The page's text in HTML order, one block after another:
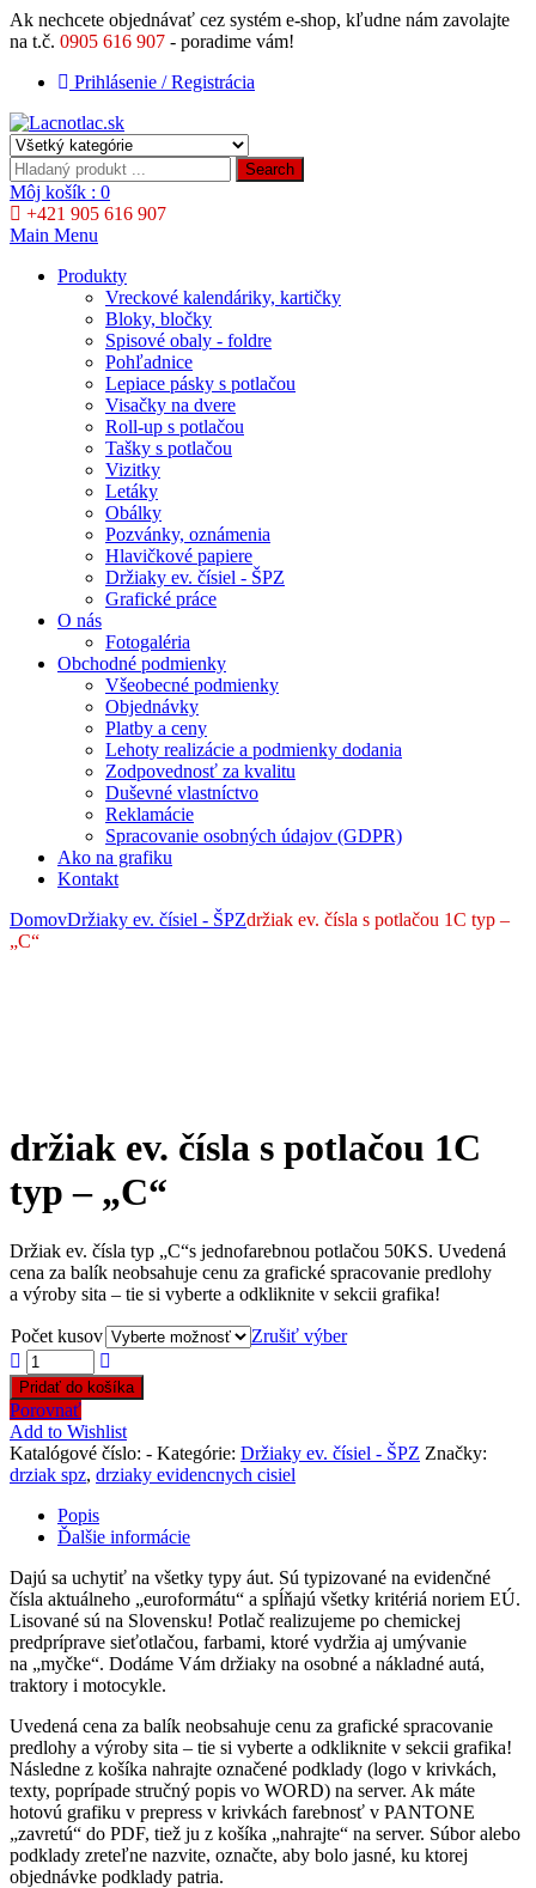
Ak nechcete objednávať cez systém e-shop, kľudne nám zavolajte
na t.č. 0905 616 907 - poradime vám!
Prihlásenie / Registrácia
Search
Môj košík : 0
+421 905 616 907
Main Menu
Produkty
Vreckové kalendáriky, kartičky
Bloky, bločky
Spisové obaly - foldre
Pohľadnice
Lepiace pásky s potlačou
Visačky na dvere
Roll-up s potlačou
Tašky s potlačou
Vizitky
Letáky
Obálky
Pozvánky, oznámenia
Hlavičkové papiere
Držiaky ev. čísiel - ŠPZ
Grafické práce
O nás
Fotogaléria
Obchodné podmienky
Všeobecné podmienky
Objednávky
Platby a ceny
Lehoty realizácie a podmienky dodania
Zodpovednosť za kvalitu
Duševné vlastníctvo
Reklamácie
Spracovanie osobných údajov (GDPR)
Ako na grafiku
Kontakt
DomovDržiaky ev. čísiel - ŠPZdržiak ev. čísla s potlačou 1C typ –
„C“
držiak ev. čísla s potlačou 1C
typ – „C“
Držiak ev. čísla typ „C“s jednofarebnou potlačou 50KS. Uvedená
cena za balík neobsahuje cenu za grafické spracovanie predlohy
a výroby sita – tie si vyberte a odkliknite v sekcii grafika!
Počet kusov Zrušiť výber
Pridať do košíka
Porovnať
Add to Wishlist
Katalógové číslo: - Kategórie: Držiaky ev. čísiel - ŠPZ Značky:
drziak spz, drziaky evidencnych cisiel
Popis
Ďalšie informácie
Dajú sa uchytiť na všetky typy áut. Sú typizované na evidenčné
čísla aktuálneho „euroformátu“ a spĺňajú všetky kritériá noriem EÚ.
Lisované sú na Slovensku! Potlač realizujeme po chemickej
predpríprave sieťotlačou, farbami, ktoré vydržia aj umývanie
na „myčke“. Dodáme Vám držiaky na osobné a nákladné autá,
traktory i motocykle.
Uvedená cena za balík neobsahuje cenu za grafické spracovanie
predlohy a výroby sita – tie si vyberte a odkliknite v sekcii grafika!
Následne z košíka nahrajte označené podklady (logo v krivkách,
texty, poprípade stručný popis vo WORD) na server. Ak máte
hotovú grafiku v prepress v krivkách farebnosť v PANTONE
„zavretú“ do PDF, tiež ju z košíka „nahrajte“ na server. Súbor alebo
podklady zreteľne nazvite, označte, aby bolo jasné, ku ktorej
objednávke podklady patria.